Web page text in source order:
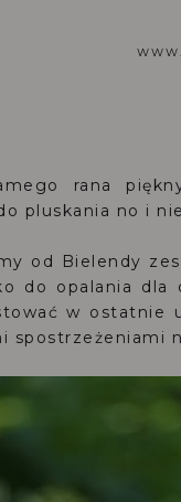
rana
pluskania no i
od Bielendy
do opalania
w
spostrzeżeniami